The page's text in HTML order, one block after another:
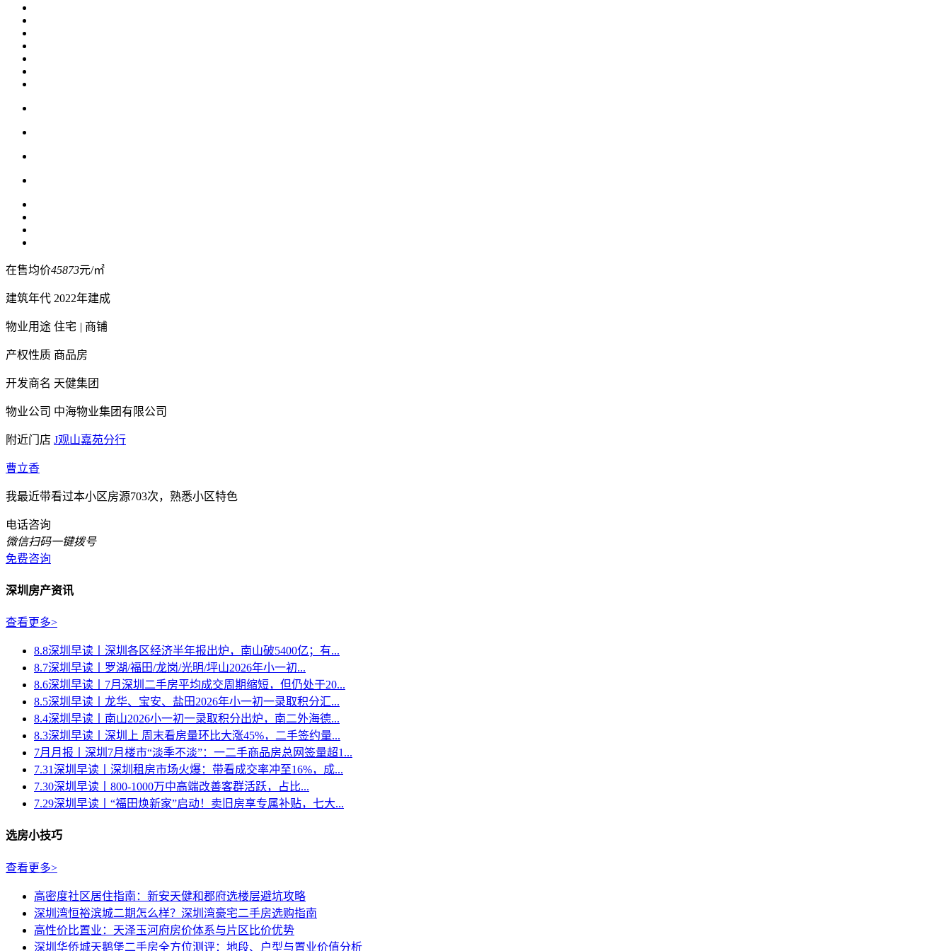
在售均价45873元/㎡
建筑年代 2022年建成
物业用途 住宅 | 商铺
产权性质 商品房
开发商名 天健集团
物业公司 中海物业集团有限公司
附近门店 J观山嘉苑分行
曹立香
我最近带看过本小区房源703次，熟悉小区特色
电话咨询
微信扫码一键拨号
免费咨询
深圳房产资讯
查看更多>
8.8深圳早读丨深圳各区经济半年报出炉，南山破5400亿；有...
8.7深圳早读丨罗湖/福田/龙岗/光明/坪山2026年小一初...
8.6深圳早读丨7月深圳二手房平均成交周期缩短，但仍处于20...
8.5深圳早读丨龙华、宝安、盐田2026年小一初一录取积分汇...
8.4深圳早读丨南山2026小一初一录取积分出炉，南二外海德...
8.3深圳早读丨深圳上 周末看房量环比大涨45%，二手签约量...
7月月报丨深圳7月楼市“淡季不淡”：一二手商品房总网签量超1...
7.31深圳早读丨深圳租房市场火爆：带看成交率冲至16%，成...
7.30深圳早读丨800-1000万中高端改善客群活跃，占比...
7.29深圳早读丨“福田焕新家”启动！卖旧房享专属补贴，七大...
选房小技巧
查看更多>
高密度社区居住指南：新安天健和郡府选楼层避坑攻略
深圳湾恒裕滨城二期怎么样？深圳湾豪宅二手房选购指南
高性价比置业：天泽玉河府房价体系与片区比价优势
深圳华侨城天鹅堡二手房全方位测评：地段、户型与置业价值分析